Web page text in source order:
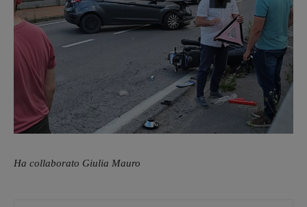
Ha collaborato Giulia Mauro